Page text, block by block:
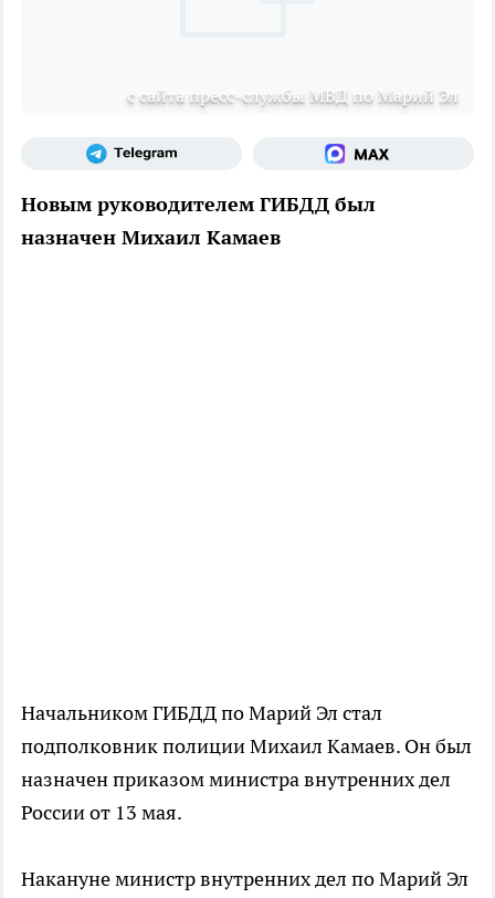
с сайта пресс-службы МВД по Марий Эл
Новым руководителем ГИБДД был
назначен Михаил Камаев
Начальником ГИБДД по Марий Эл стал
подполковник полиции Михаил Камаев. Он был
назначен приказом министра внутренних дел
России от 13 мая.
Накануне министр внутренних дел по Марий Эл